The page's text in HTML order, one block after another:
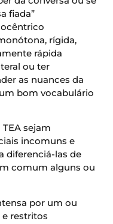
fiada”
rígida,
rápida
ou ter
as nuances da
bom vocabulário
sejam
incomuns e
diferenciá-las de
comum alguns ou
por um ou
restritos